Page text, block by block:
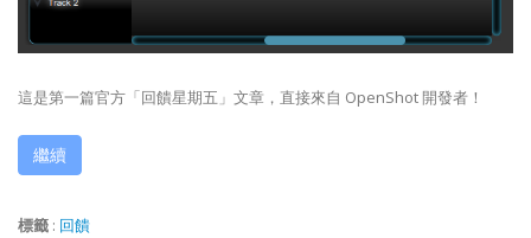
這是第一篇官方「回饋星期五」文章，直接來自 OpenShot 開發者！
繼續
標籤 : 回饋